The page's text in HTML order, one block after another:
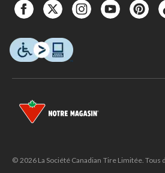
© 2026 La Société Canadian Tire Limitée.